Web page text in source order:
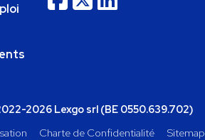
2026 Lexgo srl (BE 0550.639.702)
Charte de Confidentialité Sitemap